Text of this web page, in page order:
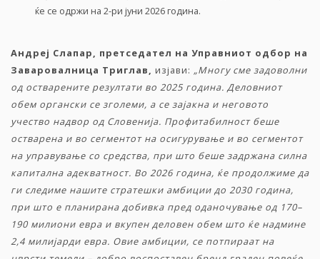
ќе се одржи на 2-ри јуни 2026 година.
Андреј Слапар, претседател на Управниот одбор на
Заваровалница Триглав, изјави: „Многу сме задоволни
од остварените резултати во 2025 година. Деловниот
обем органски се зголеми, а се зајакна и неговото
учество надвор од Словенија. Профитабилност беше
остварена и во сегментот на осигурување и во сегментот
на управување со средства, при што беше задржана силна
капитална адекватност. Во 2026 година, ќе продолжиме да
ги следиме нашите стратешки амбиции до 2030 година,
при што е планирана добивка пред оданочување од 170–
190 милиони евра и вкупен деловен обем што ќе надмине
2,4 милијарди евра. Овие амбиции, се потпираат на